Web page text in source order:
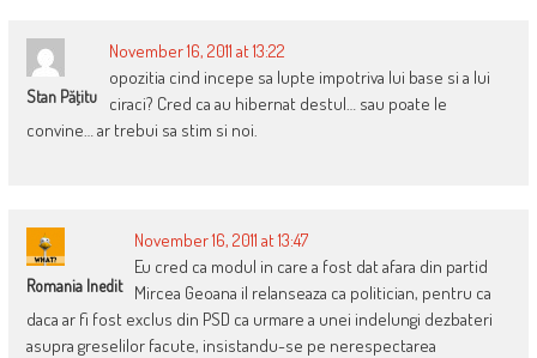
Stan Păţitu
November 16, 2011 at 13:22
opozitia cind incepe sa lupte impotriva lui base si a lui
ciraci? Cred ca au hibernat destul… sau poate le
convine… ar trebui sa stim si noi.
Romania Inedit
November 16, 2011 at 13:47
Eu cred ca modul in care a fost dat afara din partid
Mircea Geoana il relanseaza ca politician, pentru ca
daca ar fi fost exclus din PSD ca urmare a unei indelungi dezbateri
asupra greselilor facute, insistandu-se pe nerespectarea